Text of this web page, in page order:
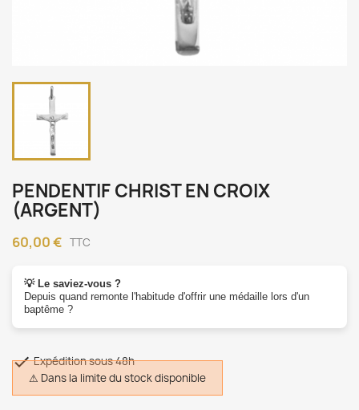
PENDENTIF CHRIST EN CROIX
(ARGENT)
60,00 € TTC
💡 Le saviez-vous ?
Depuis quand remonte l'habitude d'offrir une médaille lors d'un
baptême ?
Expédition sous 48h
⚠ Dans la limite du stock disponible